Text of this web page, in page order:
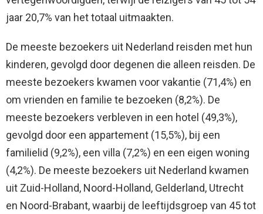
jaar 20,7% van het totaal uitmaakten.
De meeste bezoekers uit Nederland reisden met hun
kinderen, gevolgd door degenen die alleen reisden. De
meeste bezoekers kwamen voor vakantie (71,4%) en
om vrienden en familie te bezoeken (8,2%). De
meeste bezoekers verbleven in een hotel (49,3%),
gevolgd door een appartement (15,5%), bij een
familielid (9,2%), een villa (7,2%) en een eigen woning
(4,2%). De meeste bezoekers uit Nederland kwamen
uit Zuid-Holland, Noord-Holland, Gelderland, Utrecht
en Noord-Brabant, waarbij de leeftijdsgroep van 45 tot